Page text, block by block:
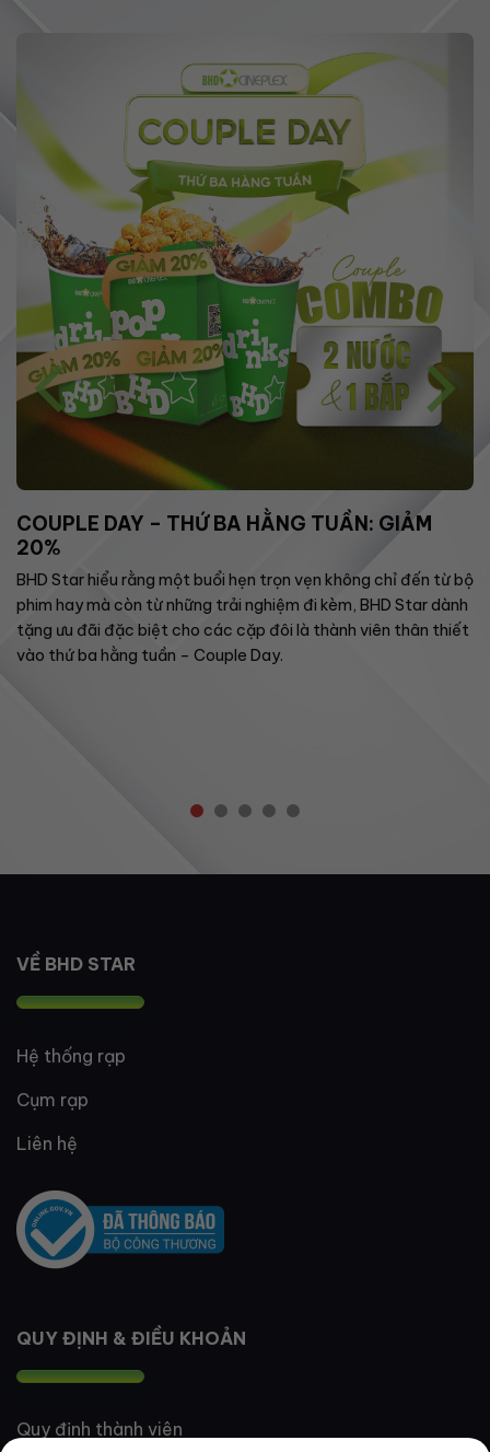
COUPLE DAY – THỨ BA HẰNG TUẦN: GIẢM
20%
BHD Star hiểu rằng một buổi hẹn trọn vẹn không chỉ đến từ bộ
phim hay mà còn từ những trải nghiệm đi kèm, BHD Star dành
tặng ưu đãi đặc biệt cho các cặp đôi là thành viên thân thiết
vào thứ ba hằng tuần – Couple Day.
VỀ BHD STAR
Hệ thống rạp
Cụm rạp
Liên hệ
QUY ĐỊNH & ĐIỀU KHOẢN
Quy định thành viên